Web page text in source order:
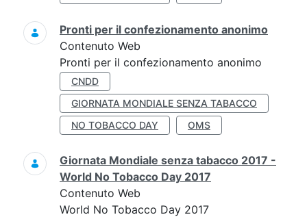
Pronti per il confezionamento anonimo
Contenuto Web
Pronti per il confezionamento anonimo
CNDD
GIORNATA MONDIALE SENZA TABACCO
NO TOBACCO DAY
OMS
Giornata Mondiale senza tabacco 2017 -
World No Tobacco Day 2017
Contenuto Web
World No Tobacco Day 2017